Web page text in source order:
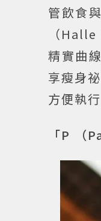
管飲食
（
精實曲
享瘦身
方便執
「P （